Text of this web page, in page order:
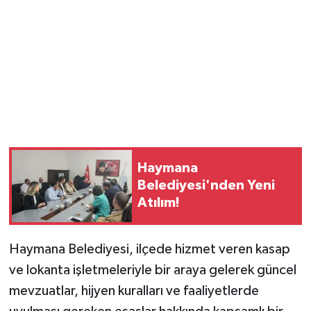
Haymana
Belediyesi'nden Yeni
Atılım!
Haymana Belediyesi, ilçede hizmet veren kasap
ve lokanta işletmeleriyle bir araya gelerek güncel
mevzuatlar, hijyen kuralları ve faaliyetlerde
Siyaset
Sokak Hayvanlarını Sahiplendirme
Sonsöz Özel